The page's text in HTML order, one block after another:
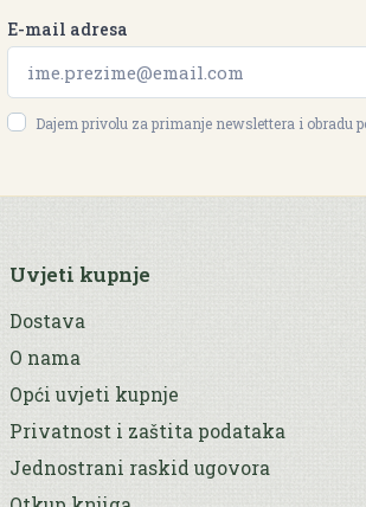
E-mail adresa
Dajem privolu za primanje newslettera i obradu
Uvjeti kupnje
Dostava
O nama
Opći uvjeti kupnje
Privatnost i zaštita podataka
Jednostrani raskid ugovora